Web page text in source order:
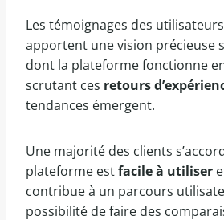
Les témoignages des
apportent une vision précieuse
dont la plateforme fonctionne
scrutant ces retours
tendances émergent.
Une majorité des clients
plateforme estfacile à utiliser
contribue à un parcours
possibilité de faire des